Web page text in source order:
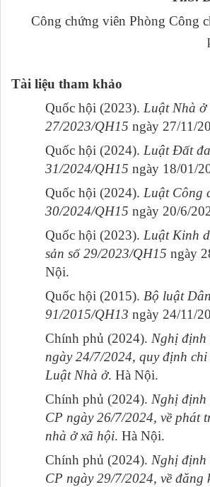
Công chứng viên Phòng Công
Tài liệu tham khảo
Quốc hội (2023). Luật Nhà ở
27/2023/QH15 ngày 27/11/
Quốc hội (2024). Luật Đất
31/2024/QH15 ngày 18/01/
Quốc hội (2024). Luật Công
30/2024/QH15 ngày 20/6/
Quốc hội (2023). Luật Kinh
sản số 29/2023/QH15 ngày
Nội.
Quốc hội (2015). Bộ luật
91/2015/QH13 ngày 24/11/
Chính phủ (2024). Nghị
ngày 24/7/2024, quy định chi
Luật Nhà ở. Hà Nội.
Chính phủ (2024). Nghị
CP ngày 26/7/2024, về phát
nhà ở xã hội. Hà Nội.
Chính phủ (2024). Nghị
CP ngày 29/7/2024, về đăng